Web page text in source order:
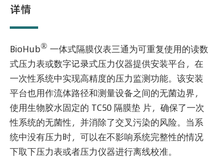
详情
BioHub® 一体式隔膜仪表三通为可重复使用的读数
式压力表或数字记录式压力仪器提供安装平台，在
一次性系统中实现高精度的压力监测功能。该安装
平台也用作流体路径和测量设备之间的无菌边界，
使用生物胶水固定的 TC50 隔膜垫 片，确保了一次
性系统的无菌性，并消除了交叉污染的风险。当系
统中没有压力时，可以在不影响系统完整性的情况
下取下压力表或者压力仪器进行离线校准。